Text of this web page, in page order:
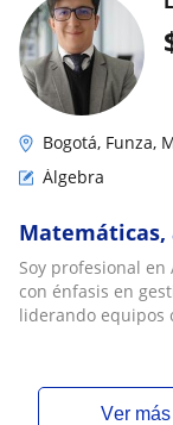
Bogotá, Funza,
Álgebra
Matemáticas,
Soy profesional
con énfasis en
liderando equipos
ver más